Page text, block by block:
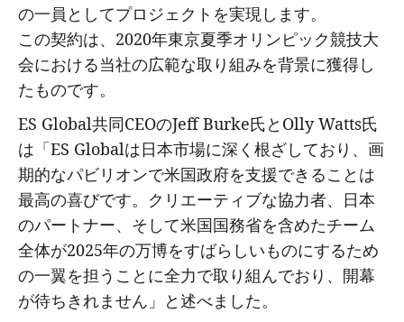
の一員としてプロジェクトを実現します。
この契約は、2020年東京夏季オリンピック競技大
会における当社の広範な取り組みを背景に獲得し
たものです。
ES Global共同CEOのJeff Burke氏とOlly Watts氏
は「ES Globalは日本市場に深く根ざしており、画
期的なパビリオンで米国政府を支援できることは
最高の喜びです。クリエーティブな協力者、日本
のパートナー、そして米国国務省を含めたチーム
全体が2025年の万博をすばらしいものにするため
の一翼を担うことに全力で取り組んでおり、開幕
が待ちきれません」と述べました。